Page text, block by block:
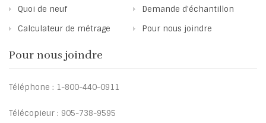
Quoi de neuf
Demande d’échantillon
Calculateur de métrage
Pour nous joindre
Pour nous joindre
Téléphone : 1-800-440-0911
Télécopieur : 905-738-9595